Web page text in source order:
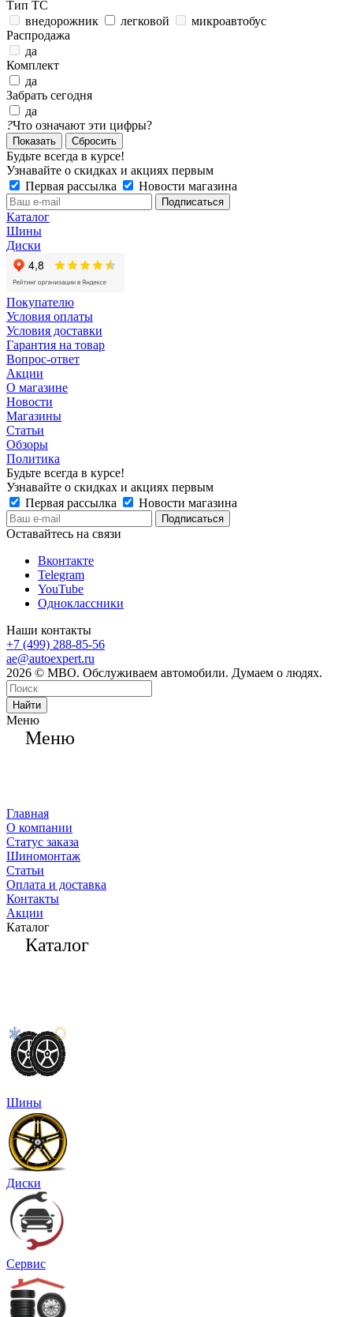
Тип ТС
внедорожник
легковой
микроавтобус
Распродажа
да
Комплект
да
Забрать сегодня
да
?Что означают эти цифры?
Сбросить
Будьте всегда в курсе!
Узнавайте о скидках и акциях первым
Первая рассылка
Новости магазина
Каталог
Шины
Диски
Покупателю
Условия оплаты
Условия доставки
Гарантия на товар
Вопрос-ответ
Акции
О магазине
Новости
Магазины
Статьи
Обзоры
Политика
Будьте всегда в курсе!
Узнавайте о скидках и акциях первым
Первая рассылка
Новости магазина
Оставайтесь на связи
Вконтакте
Telegram
YouTube
Одноклассники
Наши контакты
+7 (499) 288-85-56
ae@autoexpert.ru
2026 © МВО. Обслуживаем автомобили. Думаем о людях.
Найти
Меню
Меню
Главная
О компании
Статус заказа
Шиномонтаж
Статьи
Оплата и доставка
Контакты
Акции
Каталог
Каталог
Шины
Диски
Сервис